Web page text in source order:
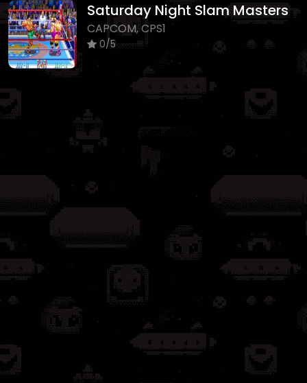
Saturday Night Slam Masters
CAPCOM, CPS1
0/5